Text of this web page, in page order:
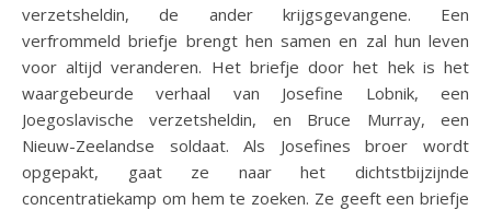
verzetsheldin, de ander krijgsgevangene. Een
verfrommeld briefje brengt hen samen en zal hun leven
voor altijd veranderen. Het briefje door het hek is het
waargebeurde verhaal van Josefine Lobnik, een
Joegoslavische verzetsheldin, en Bruce Murray, een
Nieuw-Zeelandse soldaat. Als Josefines broer wordt
opgepakt, gaat ze naar het dichtstbijzijnde
concentratiekamp om hem te zoeken. Ze geeft een briefje